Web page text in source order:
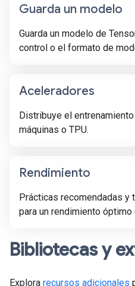
Guarda un modelo
Guarda un modelo de
control o el formato de
Aceleradores
Distribuye el
máquinas o TPU.
Rendimiento
Prácticas recomendadas
para un rendimiento óptimo
Bibliotecas y
Explora recursos adicionales